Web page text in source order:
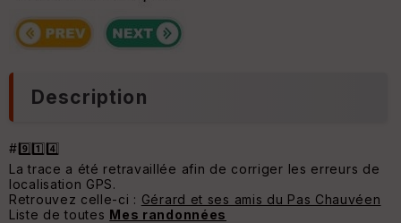
Description
#9️⃣1️⃣4️⃣
La trace a été retravaillée afin de corriger les erreurs de
localisation GPS.
Retrouvez celle-ci : Gérard et ses amis du Pas Chauvéen
Liste de toutes Mes randonnées